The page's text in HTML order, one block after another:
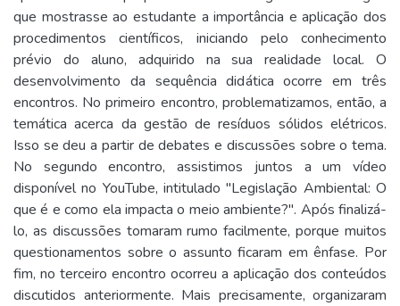
que mostrasse ao estudante a importância e aplicação dos
procedimentos científicos, iniciando pelo conhecimento
prévio do aluno, adquirido na sua realidade local. O
desenvolvimento da sequência didática ocorre em três
encontros. No primeiro encontro, problematizamos, então, a
temática acerca da gestão de resíduos sólidos elétricos.
Isso se deu a partir de debates e discussões sobre o tema.
No segundo encontro, assistimos juntos a um vídeo
disponível no YouTube, intitulado "Legislação Ambiental: O
que é e como ela impacta o meio ambiente?". Após finalizá-
lo, as discussões tomaram rumo facilmente, porque muitos
questionamentos sobre o assunto ficaram em ênfase. Por
fim, no terceiro encontro ocorreu a aplicação dos conteúdos
discutidos anteriormente. Mais precisamente, organizaram